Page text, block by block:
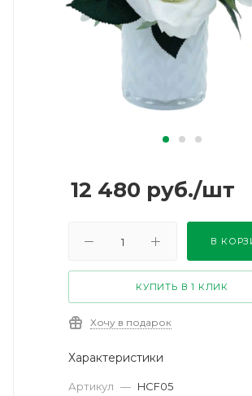
12 480 руб./шт
В
КУПИТЬ В 1 КЛИК
Хочу в подарок
Характеристики
Артикул — HCF05